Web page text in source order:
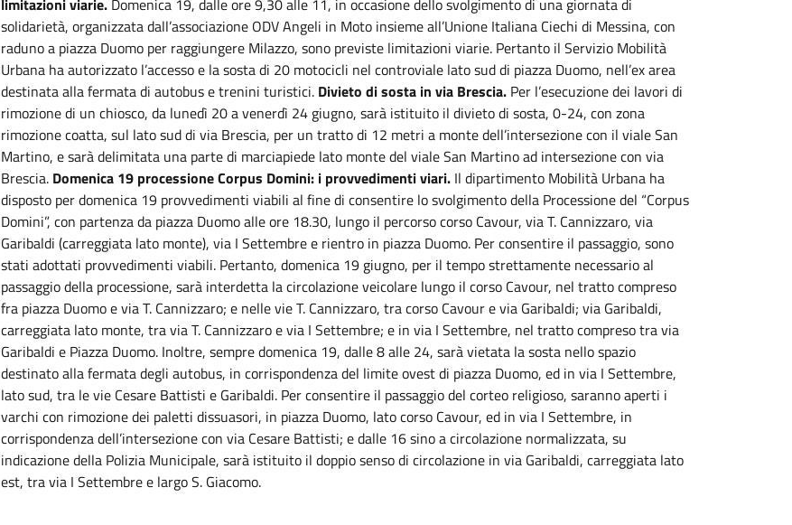
limitazioni viarie.Domenica 19, dalle ore 9,30 alle 11, in occasione dello svolgimento di una giornata di
solidarietà, organizzata dall’associazione ODV Angeli in Moto insieme all’Unione Italiana Ciechi di Messina, con
raduno a piazza Duomo per raggiungere Milazzo, sono previste limitazioni viarie. Pertanto il Servizio Mobilità
Urbana ha autorizzato l’accesso e la sosta di 20 motocicli nel controviale lato sud di piazza Duomo, nell’ex area
destinata alla fermata di autobus e trenini turistici. Divieto di sosta in via Brescia.Per l’esecuzione dei lavori di
rimozione di un chiosco, da lunedì 20 a venerdì 24 giugno, sarà istituito il divieto di sosta, 0-24, con zona
rimozione coatta, sul lato sud di via Brescia, per un tratto di 12 metri a monte dell’intersezione con il viale San
Martino, e sarà delimitata una parte di marciapiede lato monte del viale San Martino ad intersezione con via
Brescia. Domenica 19 processione Corpus Domini: i provvedimenti viari.Il dipartimento Mobilità Urbana ha
disposto per domenica 19 provvedimenti viabili al fine di consentire lo svolgimento della Processione del “Corpus
Domini”, con partenza da piazza Duomo alle ore 18.30, lungo il percorso corso Cavour, via T. Cannizzaro, via
Garibaldi (carreggiata lato monte), via I Settembre e rientro in piazza Duomo. Per consentire il passaggio, sono
stati adottati provvedimenti viabili. Pertanto, domenica 19 giugno, per il tempo strettamente necessario al
passaggio della processione, sarà interdetta la circolazione veicolare lungo il corso Cavour, nel tratto compreso
fra piazza Duomo e via T. Cannizzaro; e nelle vie T. Cannizzaro, tra corso Cavour e via Garibaldi; via Garibaldi,
carreggiata lato monte, tra via T. Cannizzaro e via I Settembre; e in via I Settembre, nel tratto compreso tra via
Garibaldi e Piazza Duomo. Inoltre, sempre domenica 19, dalle 8 alle 24, sarà vietata la sosta nello spazio
destinato alla fermata degli autobus, in corrispondenza del limite ovest di piazza Duomo, ed in via I Settembre,
lato sud, tra le vie Cesare Battisti e Garibaldi. Per consentire il passaggio del corteo religioso, saranno aperti i
varchi con rimozione dei paletti dissuasori, in piazza Duomo, lato corso Cavour, ed in via I Settembre, in
corrispondenza dell’intersezione con via Cesare Battisti; e dalle 16 sino a circolazione normalizzata, su
indicazione della Polizia Municipale, sarà istituito il doppio senso di circolazione in via Garibaldi, carreggiata lato
est, tra via I Settembre e largo S. Giacomo.